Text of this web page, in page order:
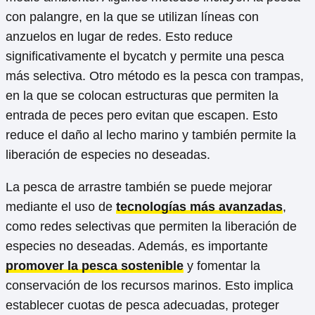
con palangre, en la que se utilizan líneas con
anzuelos en lugar de redes. Esto reduce
significativamente el bycatch y permite una pesca
más selectiva. Otro método es la pesca con trampas,
en la que se colocan estructuras que permiten la
entrada de peces pero evitan que escapen. Esto
reduce el daño al lecho marino y también permite la
liberación de especies no deseadas.
La pesca de arrastre también se puede mejorar
mediante el uso de tecnologías más avanzadas,
como redes selectivas que permiten la liberación de
especies no deseadas. Además, es importante
promover la pesca sostenible y fomentar la
conservación de los recursos marinos. Esto implica
establecer cuotas de pesca adecuadas, proteger